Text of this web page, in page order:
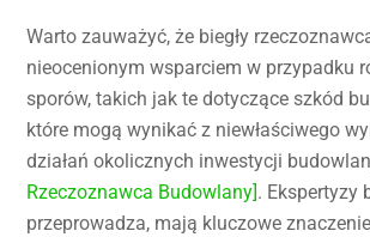
Warto zauważyć, że biegły
nieocenionym wsparciem w przypadku
sporów, takich jak te dotyczące szkód
które mogą wynikać z niewłaściwego
działań okolicznych inwestycji
Rzeczoznawca Budowlany]. Ekspertyzy
przeprowadza, mają kluczowe